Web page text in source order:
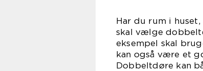
Har du rum i
skal vælge
eksempel skal
kan også være et
Dobbeltdøre kan